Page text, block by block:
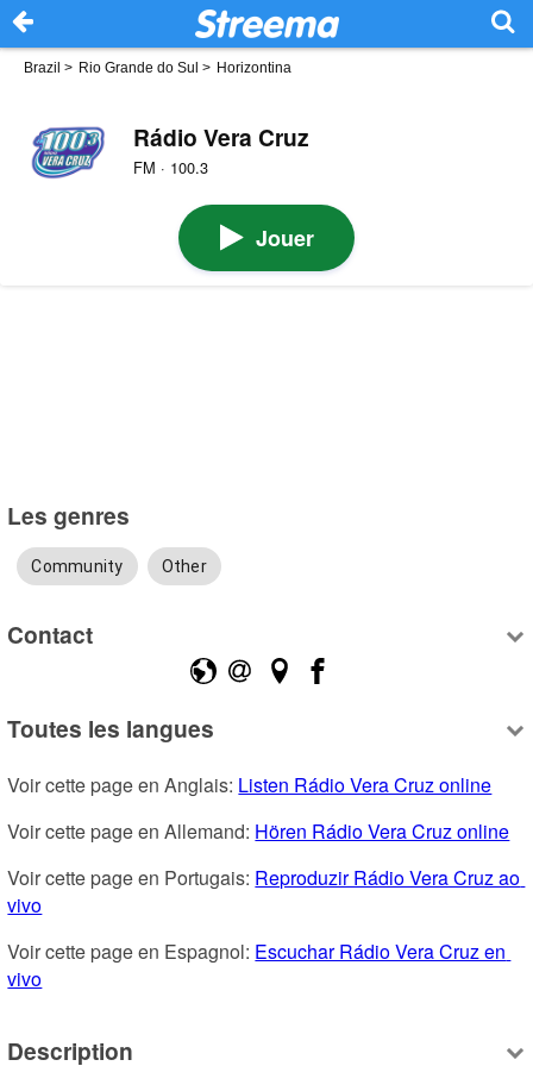
Brazil > Rio Grande do Sul > Horizontina
Rádio Vera Cruz
FM · 100.3
Jouer
Les genres
Community Other
Contact
Toutes les langues
Voir cette page en Anglais: Listen Rádio Vera Cruz online
Voir cette page en Allemand: Hören Rádio Vera Cruz online
Voir cette page en Portugais: Reproduzir Rádio Vera Cruz ao
vivo
Voir cette page en Espagnol: Escuchar Rádio Vera Cruz en
vivo
Description